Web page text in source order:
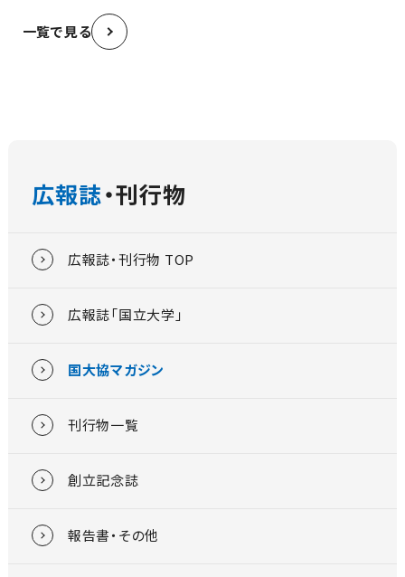
一覧で見る
広報誌・刊行物
広報誌・刊行物 TOP
広報誌「国立大学」
国大協マガジン
刊行物一覧
創立記念誌
報告書・その他